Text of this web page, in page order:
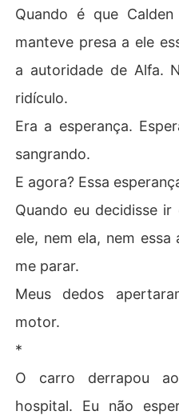
Quando é que
manteve presa a ele
a autoridade de Alfa.
ridículo.
Era a esperança.
sangrando.
E agora? Essa
Quando eu decidisse
ele, nem ela, nem
me parar.
Meus dedos
motor.
*
O carro derrapou
hospital. Eu não